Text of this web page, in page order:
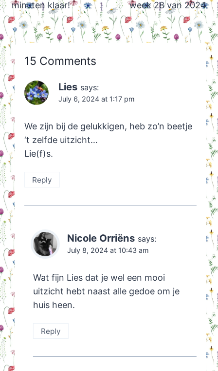
minuten klaar!
week 28 van 2024
15 Comments
Lies says:
July 6, 2024 at 1:17 pm
We zijn bij de gelukkigen, heb zo’n beetje
‘t zelfde uitzicht…
Lie(f)s.
Reply
Nicole Orriëns says:
July 8, 2024 at 10:43 am
Wat fijn Lies dat je wel een mooi
uitzicht hebt naast alle gedoe om je
huis heen.
Reply